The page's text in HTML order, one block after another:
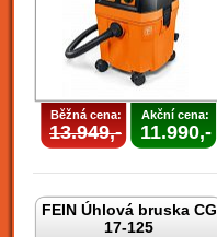
Běžná cena:
13.949,-
Akční cena:
11.990,-
FEIN Úhlová bruska CG
17-125